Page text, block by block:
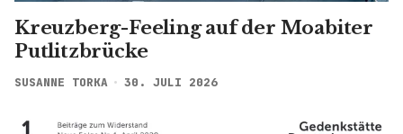
Kreuzberg-Feeling auf der Moabiter
Putlitzbrücke
SUSANNE TORKA 30. JULI 2026